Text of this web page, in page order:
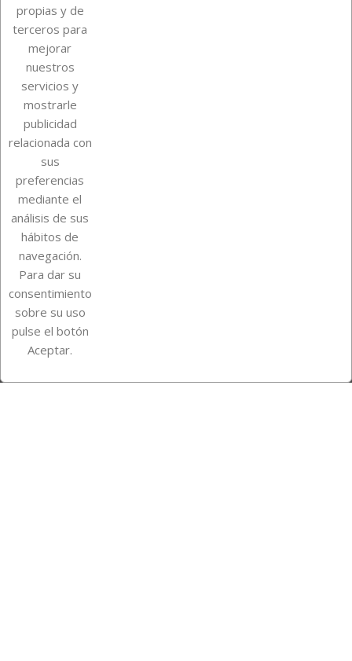
Su cuenta
Información de la tienda
InstagramTikTok
propias y de
terceros para
mejorar
nuestros
servicios y
mostrarle
publicidad
relacionada con
sus
preferencias
mediante el
análisis de sus
hábitos de
navegación.
Para dar su
consentimiento
sobre su uso
pulse el botón
Aceptar.